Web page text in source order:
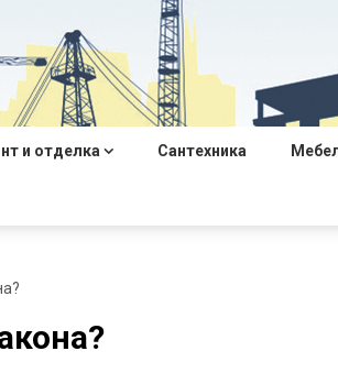
и отделка Сантехника